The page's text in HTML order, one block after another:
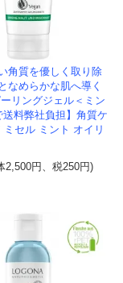
角質を優しく取り除
なめらかな肌へ導く
ーリングジェル＜ミン
送料弊社負担】角質ケ
ミセル ミント オイリ
2,500円、税250円)